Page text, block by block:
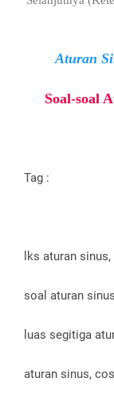
Aturan
Soal-soal
Tag :
lks aturan
soal aturan
luas segitiga
aturan sinus,